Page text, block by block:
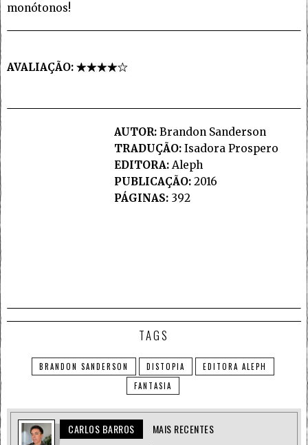
monótonos!
AVALIAÇÃO:
AUTOR:Brandon Sanderson
TRADUÇÃO:Isadora Prospero
EDITORA:Aleph
PUBLICAÇÃO:2016
PÁGINAS:392
TAGS
BRANDON SANDERSON DISTOPIA
EDITORA ALEPH
FANTASIA
CARLOS BARROS MAIS RECENTES